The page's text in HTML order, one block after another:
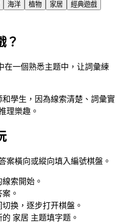
海洋 植物 家居
經典遊戲
？
在一個熟悉主题中，让詞彙練
學生，因為線索清楚、詞彙實
理樂趣。
案橫向或縱向填入編號棋盤。
索開始。
。
换，逐步打开棋盤。
家居 主题填字题。